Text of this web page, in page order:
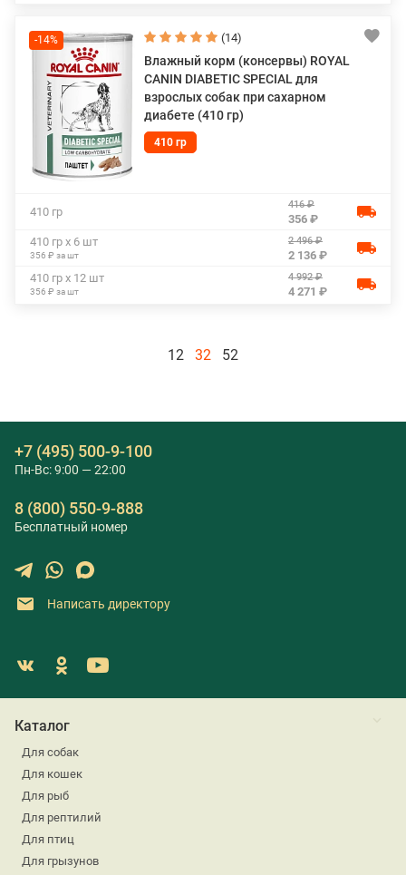
-14% (14)
Влажный корм (консервы) ROYAL
CANIN DIABETIC SPECIAL для
взрослых собак при сахарном
диабете (410 гр)
410 гр
410 гр
416 ₽
356 ₽
410 гр х 6 шт
356 ₽ за шт
2 496 ₽
2 136 ₽
410 гр х 12 шт
356 ₽ за шт
4 992 ₽
4 271 ₽
12 32 52
+7 (495) 500-9-100
Пн-Вс: 9:00 — 22:00
8 (800) 550-9-888
Бесплатный номер
Написать директору
Каталог
Для собак
Для кошек
Для рыб
Для рептилий
Для птиц
Для грызунов